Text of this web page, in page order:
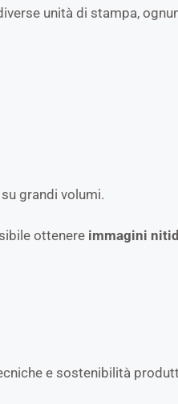
unità di stampa,
grandi volumi.
ottenere immagini
e sostenibilità